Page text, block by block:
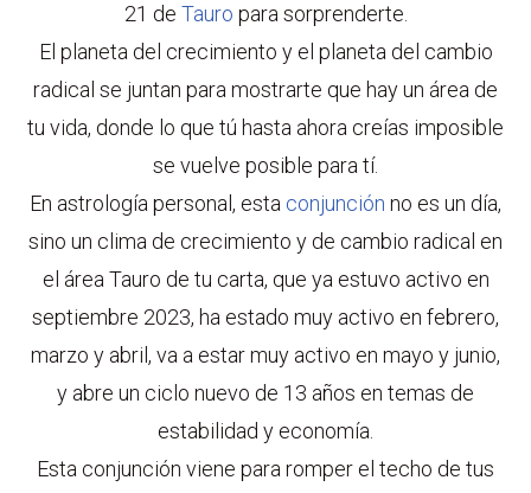
21 de Tauro para sorprenderte.
El planeta del crecimiento y el planeta del cambio
radical se juntan para mostrarte que hay un área de
tu vida, donde lo que tú hasta ahora creías imposible
se vuelve posible para tí.
En astrología personal, esta conjunción no es un día,
sino un clima de crecimiento y de cambio radical en
el área Tauro de tu carta, que ya estuvo activo en
septiembre 2023, ha estado muy activo en febrero,
marzo y abril, va a estar muy activo en mayo y junio,
y abre un ciclo nuevo de 13 años en temas de
estabilidad y economía.
Esta conjunción viene para romper el techo de tus